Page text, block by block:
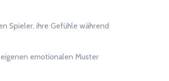
Spieler, ihre Gefühle während
emotionalen Muster